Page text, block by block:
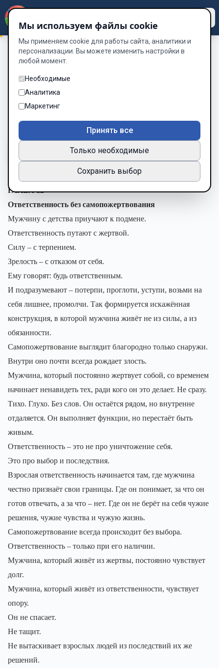
МОГУЧИЙ ЧЕЛОВЕК
самопожертвования
ГЛАВА 12. Ответственность без
самопожертвования
Глава 14 из 34
Шрифт
ГЛАВА 12
Ответственность без самопожертвования
Мужчину с детства приучают к подмене.
Ответственность путают с жертвой.
Силу – с терпением.
Зрелость – с отказом от себя.
Ему говорят: будь ответственным.
И подразумевают – потерпи, проглоти, уступи, возьми на
себя лишнее, промолчи. Так формируется искажённая
конструкция, в которой мужчина живёт не из силы, а из
обязанности.
Самопожертвование выглядит благородно только снаружи.
Внутри оно почти всегда рождает злость.
Мужчина, который постоянно жертвует собой, со временем
начинает ненавидеть тех, ради кого он это делает. Не сразу.
Тихо. Глухо. Без слов. Он остаётся рядом, но внутренне
отдаляется. Он выполняет функции, но перестаёт быть
живым.
Ответственность – это не про уничтожение себя.
Это про выбор и последствия.
Взрослая ответственность начинается там, где мужчина
честно признаёт свои границы. Где он понимает, за что он
готов отвечать, а за что – нет. Где он не берёт на себя чужие
решения, чужие чувства и чужую жизнь.
Самопожертвование всегда происходит без выбора.
Ответственность – только при его наличии.
Мужчина, который живёт из жертвы, постоянно чувствует
долг.
Мужчина, который живёт из ответственности, чувствует
опору.
Он не спасает.
Не тащит.
Не вытаскивает взрослых людей из последствий их же
решений.
Мы используем файлы cookie
Мы применяем cookie для работы сайта, аналитики и
персонализации. Вы можете изменить настройки в
любой момент.
Необходимые
Аналитика
Маркетинг
Принять все
Только необходимые
Сохранить выбор